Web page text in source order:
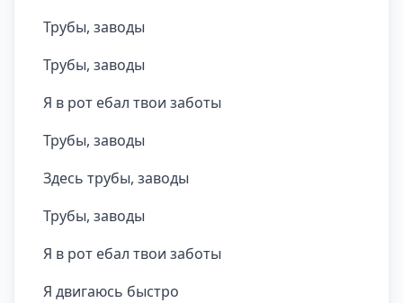
Трубы, заводы
Трубы, заводы
Я в рот ебал твои заботы
Трубы, заводы
Здесь трубы, заводы
Трубы, заводы
Я в рот ебал твои заботы
Я двигаюсь быстро